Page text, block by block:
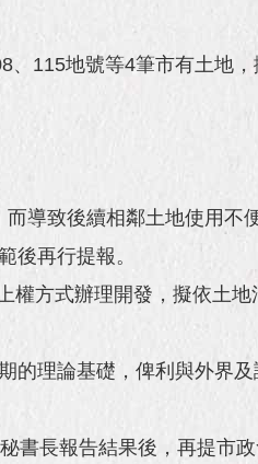
115地號等4筆市有土地
導致後續相鄰土地使用不
後再行提報。
權方式辦理開發，擬依土地
的理論基礎，俾利與外界
書長報告結果後，再提市政